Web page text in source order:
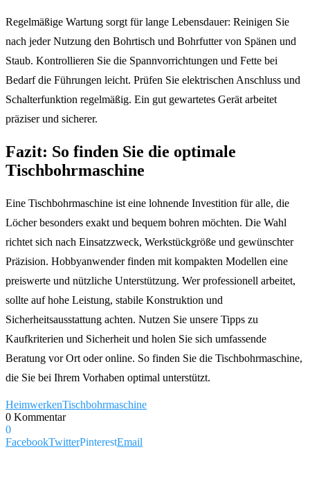
Regelmäßige Wartung sorgt für lange Lebensdauer: Reinigen Sie
nach jeder Nutzung den Bohrtisch und Bohrfutter von Spänen und
Staub. Kontrollieren Sie die Spannvorrichtungen und Fette bei
Bedarf die Führungen leicht. Prüfen Sie elektrischen Anschluss und
Schalterfunktion regelmäßig. Ein gut gewartetes Gerät arbeitet
präziser und sicherer.
Fazit: So finden Sie die optimale
Tischbohrmaschine
Eine Tischbohrmaschine ist eine lohnende Investition für alle, die
Löcher besonders exakt und bequem bohren möchten. Die Wahl
richtet sich nach Einsatzzweck, Werkstückgröße und gewünschter
Präzision. Hobbyanwender finden mit kompakten Modellen eine
preiswerte und nützliche Unterstützung. Wer professionell arbeitet,
sollte auf hohe Leistung, stabile Konstruktion und
Sicherheitsausstattung achten. Nutzen Sie unsere Tipps zu
Kaufkriterien und Sicherheit und holen Sie sich umfassende
Beratung vor Ort oder online. So finden Sie die Tischbohrmaschine,
die Sie bei Ihrem Vorhaben optimal unterstützt.
HeimwerkenTischbohrmaschine
0 Kommentar
0
FacebookTwitterPinterestEmail